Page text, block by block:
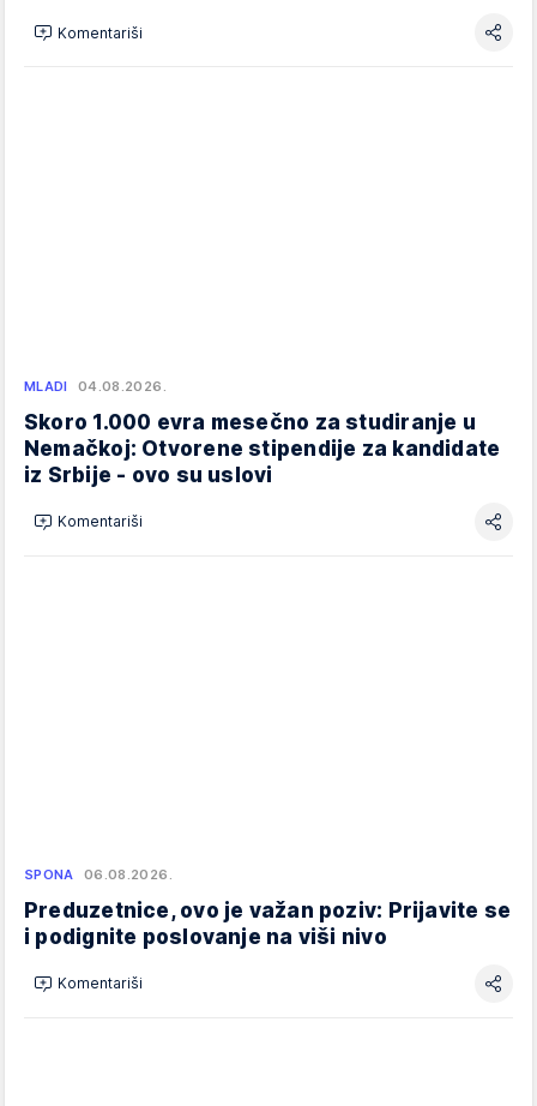
Komentariši
MLADI 04.08.2026.
Skoro 1.000 evra mesečno za studiranje u
Nemačkoj: Otvorene stipendije za kandidate
iz Srbije - ovo su uslovi
Komentariši
SPONA 06.08.2026.
Preduzetnice, ovo je važan poziv: Prijavite se
i podignite poslovanje na viši nivo
Komentariši